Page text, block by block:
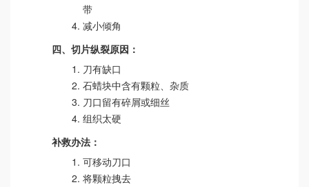
带
减小倾角
四、切片纵裂原因：
刀有缺口
石蜡块中含有颗粒、杂质
刀口留有碎屑或细丝
组织太硬
补救办法：
可移动刀口
将颗粒拽去